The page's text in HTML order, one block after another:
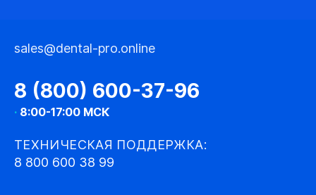
sales@dental-pro.online
8 (800) 600-37-96
· 8:00-17:00 МСК
ТЕХНИЧЕСКАЯ ПОДДЕРЖКА:
8 800 600 38 99